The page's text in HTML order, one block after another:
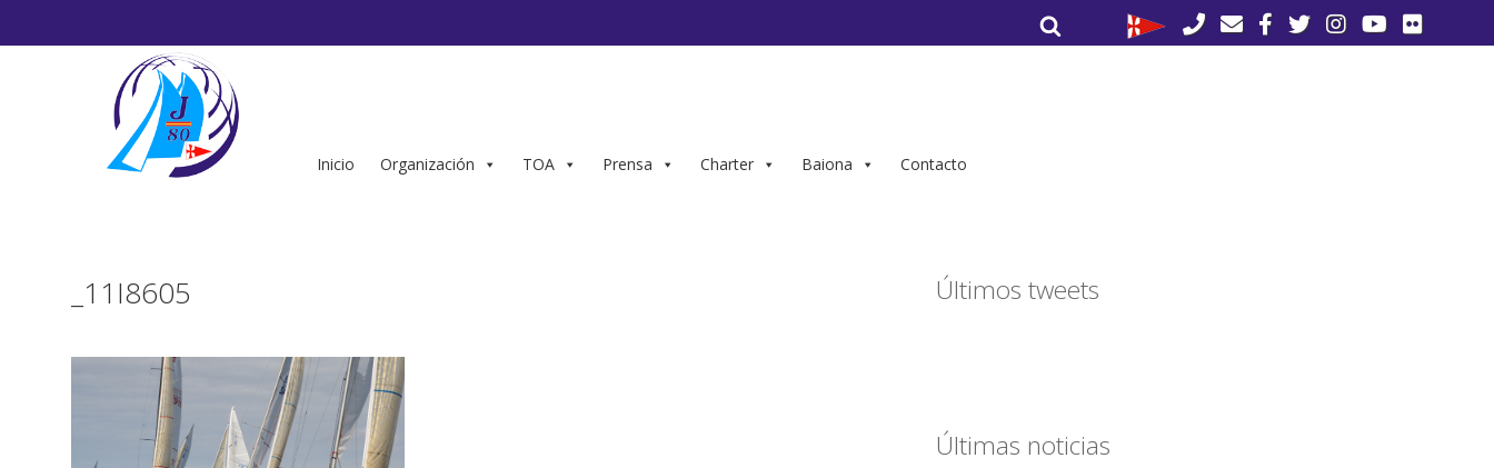
por:
Inicio Organización TOA Prensa Charter Baiona Contacto
_11I8605 Últimos tweets
Últimas noticias